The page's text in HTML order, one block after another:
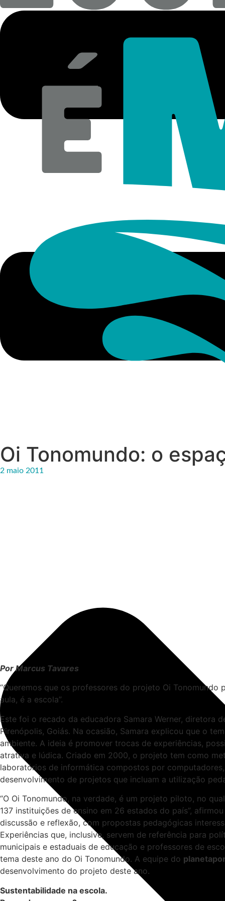
Oi Tonomundo: o
2 maio 2011
Por Marcus Tavares
“Queremos que os professores do projeto Oi
aula, é a escola”.
Este foi o recado da educadora Samara Werner, diretora
Pirenópolis, Goiás. Na ocasião, Samara explicou que o
ambiente. A ideia é promover trocas de experiências,
atrativa e lúdica. Criado em 2000, o projeto tem como
laboratórios de informática compostos por
desenvolvimento de projetos que incluam a utilização
“O Oi Tonomundo, na verdade, é um projeto piloto, no
137 instituições de ensino em 26 estados do país”,
discussão e reflexão, com propostas pedagógicas
Experiências que, inclusive, servem de referência para
municipais e estaduais de educação e professores de
tema deste ano do Oi Tonomundo. A equipe do
desenvolvimento do projeto deste ano.
Sustentabilidade na escola.